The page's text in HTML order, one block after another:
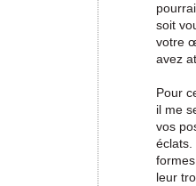
soit
votre
avez
Pour
il me
vos
éclats.
leur